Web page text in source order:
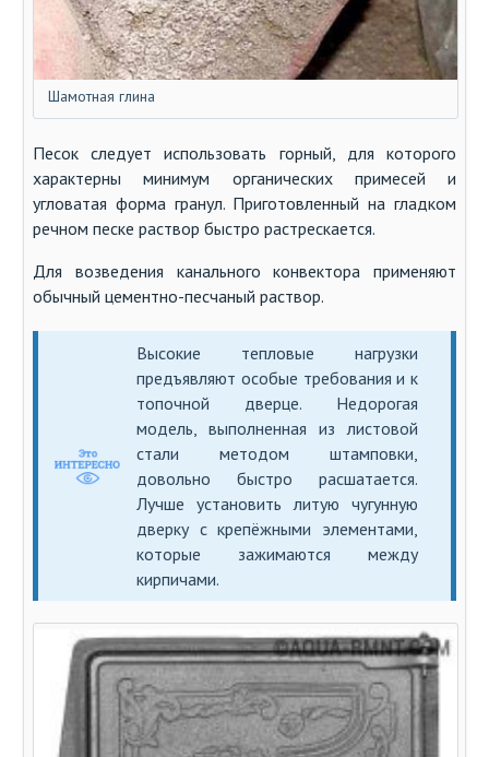
Шамотная глина
Песок следует использовать горный, для которого
характерны минимум органических примесей и
угловатая форма гранул. Приготовленный на гладком
речном песке раствор быстро растрескается.
Для возведения канального конвектора применяют
обычный цементно-песчаный раствор.
Высокие тепловые нагрузки
предъявляют особые требования и к
топочной дверце. Недорогая
модель, выполненная из листовой
стали методом штамповки,
довольно быстро расшатается.
Лучше установить литую чугунную
дверку с крепёжными элементами,
которые зажимаются между
кирпичами.